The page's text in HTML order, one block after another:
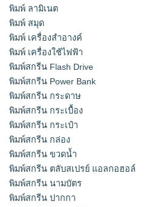
พิมพ์ ลามิเนต
พิมพ์ สมุด
พิมพ์ เครื่องสําอางค์
พิมพ์ เครื่องใช้ไฟฟ้า
พิมพ์สกรีน Flash Drive
พิมพ์สกรีน Power Bank
พิมพ์สกรีน กระดาษ
พิมพ์สกรีน กระเบื้อง
พิมพ์สกรีน กระเป๋า
พิมพ์สกรีน กล่อง
พิมพ์สกรีน ขวดน้ำ
พิมพ์สกรีน ตลับสเปรย์ แอลกอฮอล์
พิมพ์สกรีน นามบัตร
พิมพ์สกรีน ปากกา